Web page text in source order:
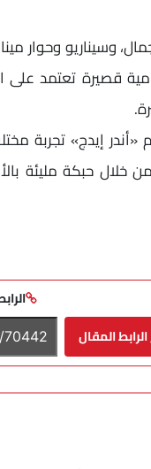
وسيناريو وحوار
درامية قصيرة تعتمد
إيدج» تجربة
خلال حبكة مليئة